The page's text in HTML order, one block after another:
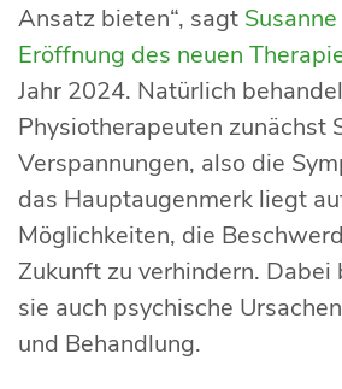
Ansatz bieten“, sagt
Eröffnung des neuen
Jahr 2024. Natürlich
Physiotherapeuten zunächst
Verspannungen, also die
das Hauptaugenmerk liegt
Möglichkeiten, die
Zukunft zu verhindern. Dabei
sie auch psychische
und Behandlung.